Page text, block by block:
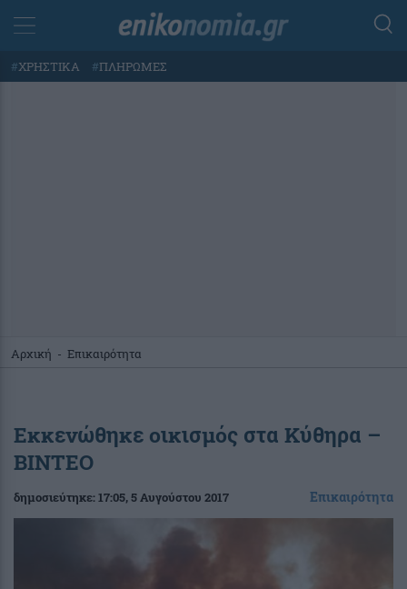
#ΧΡΗΣΤΙΚΑ #ΠΛΗΡΩΜΕΣ
Αρχική - Επικαιρότητα
Εκκενώθηκε οικισμός στα Κύθηρα –
ΒΙΝΤΕΟ
δημοσιεύτηκε:17:05, 5 Αυγούστου 2017 Επικαιρότητα